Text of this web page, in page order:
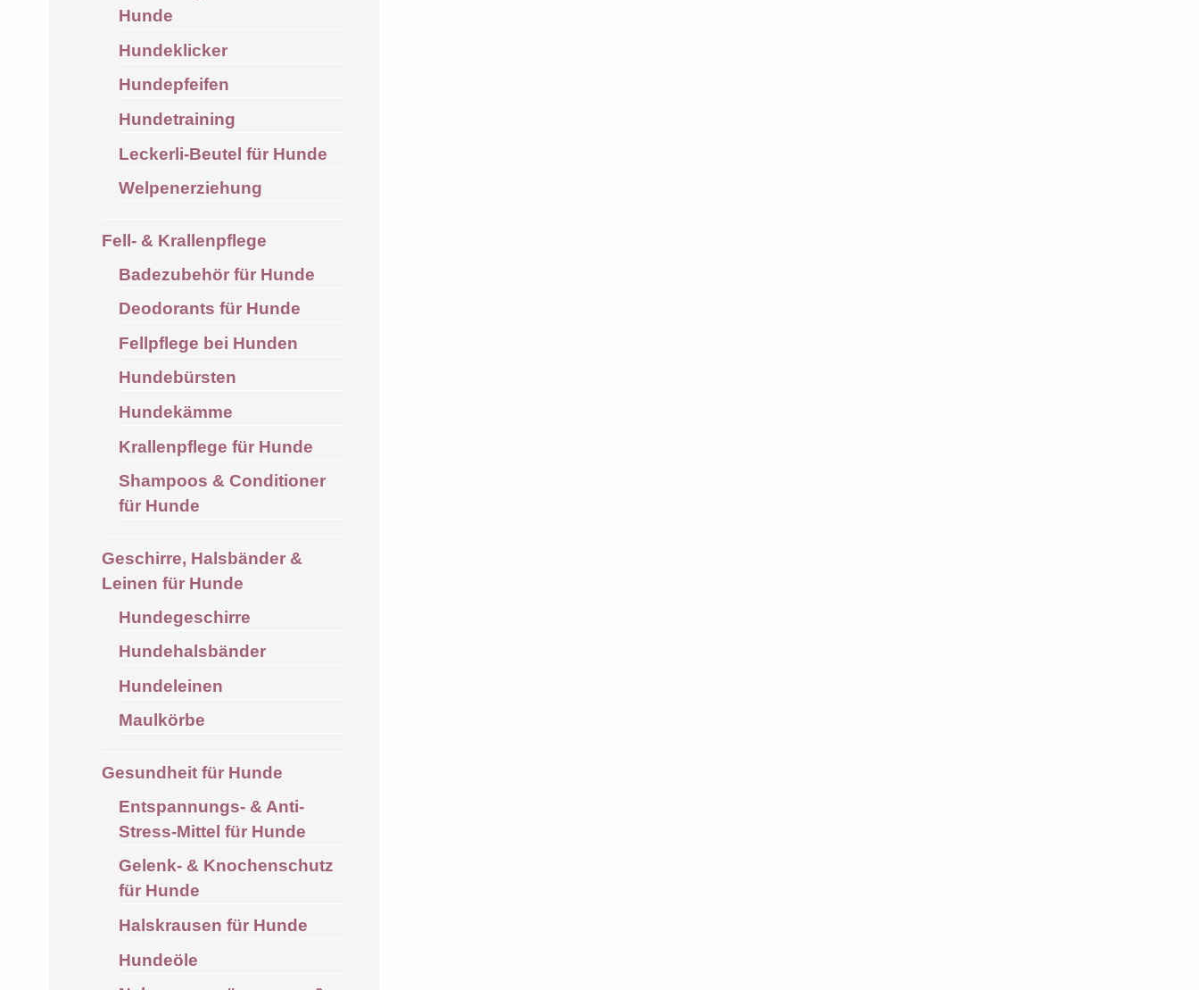
Hunde
Hundeklicker
Hundepfeifen
Hundetraining
Leckerli-Beutel für Hunde
Welpenerziehung
Fell- & Krallenpflege
Badezubehör für Hunde
Deodorants für Hunde
Fellpflege bei Hunden
Hundebürsten
Hundekämme
Krallenpflege für Hunde
Shampoos & Conditioner
für Hunde
Geschirre, Halsbänder &
Leinen für Hunde
Hundegeschirre
Hundehalsbänder
Hundeleinen
Maulkörbe
Gesundheit für Hunde
Entspannungs- & Anti-
Stress-Mittel für Hunde
Gelenk- & Knochenschutz
für Hunde
Halskrausen für Hunde
Hundeöle